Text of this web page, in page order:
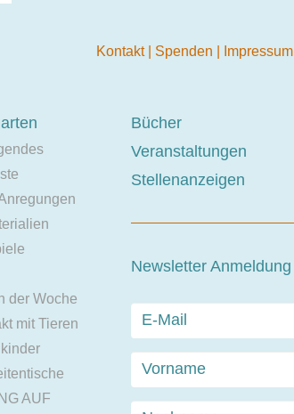
Kontakt Spenden Impressum
der Woche
mit Tieren
AUF
Bücher
Veranstaltungen
Stellenanzeigen
Newsletter Anmeldung